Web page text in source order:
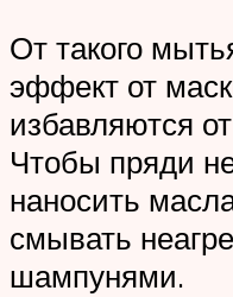
От такого
эффект от
избавляются
Чтобы пряди
наносить
смывать
шампунями.